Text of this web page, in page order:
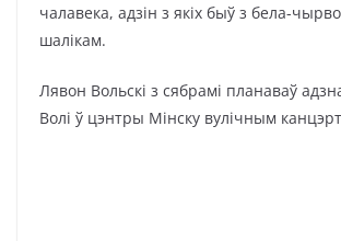
чалавека, адзін з якіх быў з бела-
шалікам.
Лявон Вольскі з сябрамі планаваў
Волі ў цэнтры Мінску вулічным